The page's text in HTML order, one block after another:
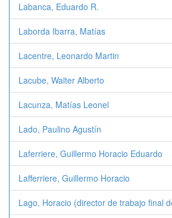
Labanca, Eduardo R.
Laborda Ibarra, Matías
Lacentre, Leonardo Martin
Lacube, Walter Alberto
Lacunza, Matías Leonel
Lado, Paulino Agustín
Laferriere, Guillermo Horacio Eduardo
Lafferriere, Guillermo Horacio
Lago, Horacio (director de trabajo final